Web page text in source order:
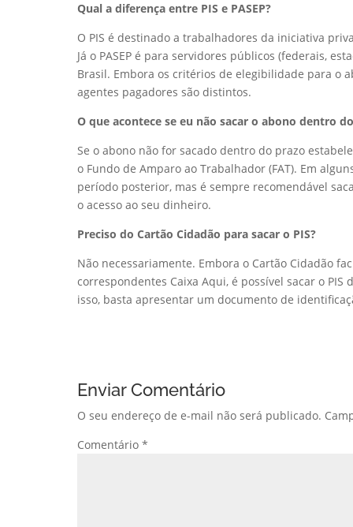
Qual a diferença entre PIS e PASEP?
O PIS é destinado a trabalhadores da iniciativa
Já o PASEP é para servidores públicos (federais,
Brasil. Embora os critérios de elegibilidade para o
agentes pagadores são distintos.
O que acontece se eu não sacar o abono dentro
Se o abono não for sacado dentro do prazo
o Fundo de Amparo ao Trabalhador (FAT). Em
período posterior, mas é sempre recomendável
o acesso ao seu dinheiro.
Preciso do Cartão Cidadão para sacar o PIS?
Não necessariamente. Embora o Cartão Cidadão
correspondentes Caixa Aqui, é possível sacar o
isso, basta apresentar um documento de
Enviar Comentário
O seu endereço de e-mail não será publicado.
Comentário *